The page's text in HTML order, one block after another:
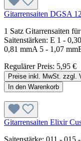
Gitarrensaiten DGSA
1 Satz Gitarrensaiten
Saitenstärken: E 1 -
0,81 mmA 5 - 1,07
Regulärer Preis: 5,95 €
Preise inkl. MwSt. zzgl.
In den Warenkorb
Gitarrensaiten Elixir